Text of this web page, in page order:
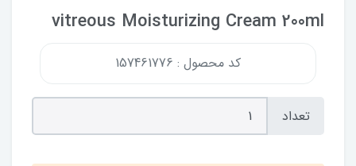
vitreous Moisturizing Cream 200ml
کد محصول : 157461776
تعداد